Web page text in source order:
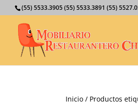
(55) 5533.3905 (55) 5533.3891 (55)
Inicio / Productos